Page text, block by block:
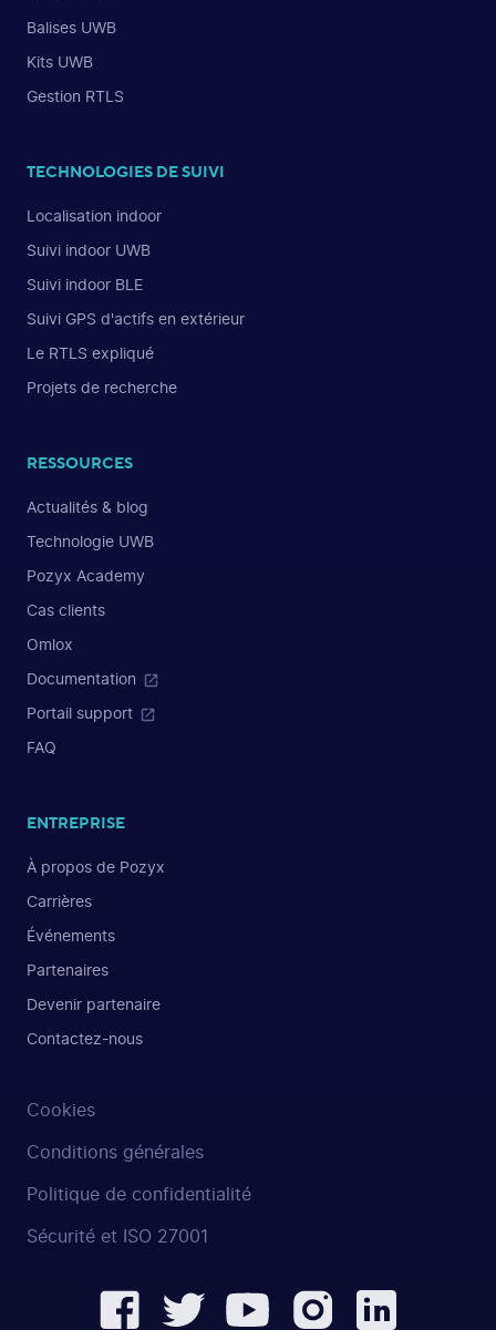
Balises UWB
Kits UWB
Gestion RTLS
TECHNOLOGIES DE SUIVI
Localisation indoor
Suivi indoor UWB
Suivi indoor BLE
Suivi GPS d'actifs en extérieur
Le RTLS expliqué
Projets de recherche
RESSOURCES
Actualités & blog
Technologie UWB
Pozyx Academy
Cas clients
Omlox
Documentation
Portail support
FAQ
ENTREPRISE
À propos de Pozyx
Carrières
Événements
Partenaires
Devenir partenaire
Contactez-nous
Cookies
Conditions générales
Politique de confidentialité
Sécurité et ISO 27001